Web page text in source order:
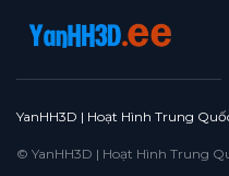
YanHH3D | Hoạt Hình Trung
© YanHH3D | Hoạt Hình Trung